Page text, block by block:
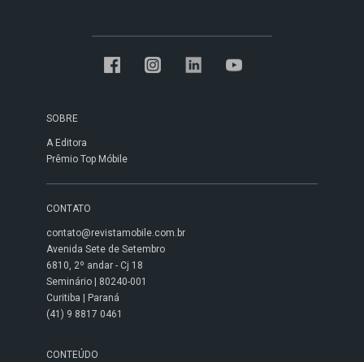
SOBRE
A Editora
Prêmio Top Móbile
CONTATO
contato@revistamobile.com.br
Avenida Sete de Setembro
6810, 2º andar - Cj 18
Seminário | 80240-001
Curitiba | Paraná
(41) 9 8817 0461
CONTEÚDO